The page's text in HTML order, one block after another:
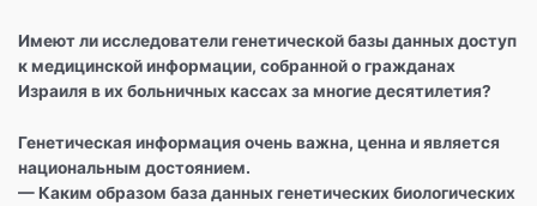
Имеют ли исследователи генетической базы данных доступ
к медицинской информации, собранной о гражданах
Израиля в их больничных кассах за многие десятилетия?
Генетическая информация очень важна, ценна и является
национальным достоянием.
— Каким образом база данных генетических биологических